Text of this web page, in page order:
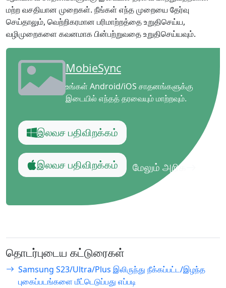
மற்ற வசதியான முறைகள். நீங்கள் எந்த முறையை தேர்வு
செய்தாலும், வெற்றிகரமான பரிமாற்றத்தை உறுதிசெய்ய,
வழிமுறைகளை கவனமாக பின்பற்றுவதை உறுதிசெய்யவும்.
MobieSync
உங்கள் Android/iOS சாதனங்களுக்கு
இடையில் எந்தத் தரவையும் மாற்றவும்.
இலவச பதிவிறக்கம்
இலவச பதிவிறக்கம் மேலும் அறிக
தொடர்புடைய கட்டுரைகள்
Samsung S23/Ultra/Plus இலிருந்து நீக்கப்பட்ட/இழந்த
புகைப்படங்களை மீட்டெடுப்பது எப்படி